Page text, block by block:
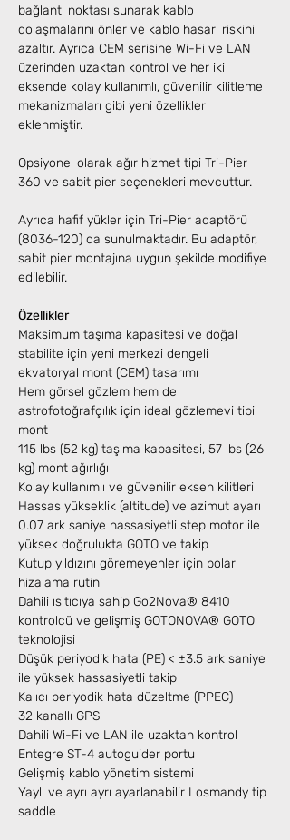
bağlantı noktası sunarak kablo
dolaşmalarını önler ve kablo hasarı riskini
azaltır. Ayrıca CEM serisine Wi-Fi ve LAN
üzerinden uzaktan kontrol ve her iki
eksende kolay kullanımlı, güvenilir kilitleme
mekanizmaları gibi yeni özellikler
eklenmiştir.
Opsiyonel olarak ağır hizmet tipi Tri-Pier
360 ve sabit pier seçenekleri mevcuttur.
Ayrıca hafif yükler için Tri-Pier adaptörü
(8036-120) da sunulmaktadır. Bu adaptör,
sabit pier montajına uygun şekilde modifiye
edilebilir.
Özellikler
Maksimum taşıma kapasitesi ve doğal
stabilite için yeni merkezi dengeli
ekvatoryal mont (CEM) tasarımı
Hem görsel gözlem hem de
astrofotoğrafçılık için ideal gözlemevi tipi
mont
115 lbs (52 kg) taşıma kapasitesi, 57 lbs (26
kg) mont ağırlığı
Kolay kullanımlı ve güvenilir eksen kilitleri
Hassas yükseklik (altitude) ve azimut ayarı
0.07 ark saniye hassasiyetli step motor ile
yüksek doğrulukta GOTO ve takip
Kutup yıldızını göremeyenler için polar
hizalama rutini
Dahili ısıtıcıya sahip Go2Nova® 8410
kontrolcü ve gelişmiş GOTONOVA® GOTO
teknolojisi
Düşük periyodik hata (PE) < ±3.5 ark saniye
ile yüksek hassasiyetli takip
Kalıcı periyodik hata düzeltme (PPEC)
32 kanallı GPS
Dahili Wi-Fi ve LAN ile uzaktan kontrol
Entegre ST-4 autoguider portu
Gelişmiş kablo yönetim sistemi
Yaylı ve ayrı ayrı ayarlanabilir Losmandy tip
saddle